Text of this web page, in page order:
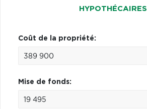
HYPOTHÉCAIRES
Coût de la propriété:
Mise de fonds: